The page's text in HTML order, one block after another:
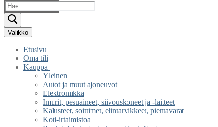
Hae:
Valikko
Etusivu
Oma tili
Kauppa
Yleinen
Autot ja muut ajoneuvot
Elektroniikka
Imurit, pesuaineet, siivouskoneet ja -laitteet
Kalusteet, soittimet, elintarvikkeet, pientavarat
Koti-irtaimistoa